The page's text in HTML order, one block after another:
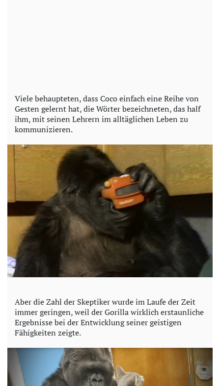
Viele behaupteten, dass Coco einfach eine Reihe von
Gesten gelernt hat, die Wörter bezeichneten, das half
ihm, mit seinen Lehrern im alltäglichen Leben zu
kommunizieren.
Aber die Zahl der Skeptiker wurde im Laufe der Zeit
immer geringen, weil der Gorilla wirklich erstaunliche
Ergebnisse bei der Entwicklung seiner geistigen
Fähigkeiten zeigte.